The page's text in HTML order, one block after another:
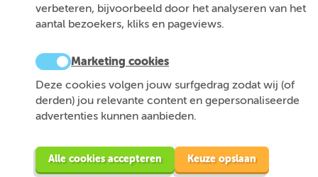
verbeteren, bijvoorbeeld door het analyseren van het
aantal bezoekers, kliks en pageviews.
Marketing cookies
Deze cookies volgen jouw surfgedrag zodat wij (of
derden) jou relevante content en gepersonaliseerde
advertenties kunnen aanbieden.
Alle cookies accepteren Keuze opslaan